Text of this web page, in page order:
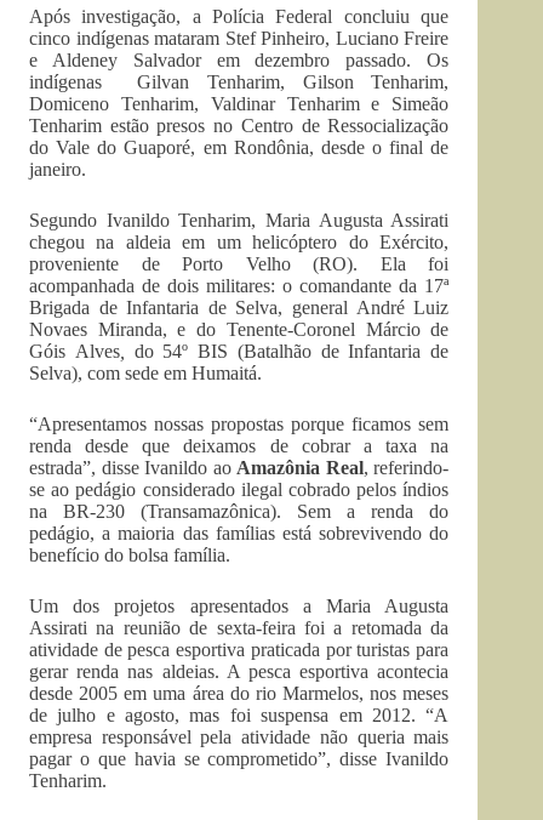
Após investigação, a Polícia Federal concluiu que
cinco indígenas mataram Stef Pinheiro, Luciano Freire
e Aldeney Salvador em dezembro passado. Os
indígenas Gilvan Tenharim, Gilson Tenharim,
Domiceno Tenharim, Valdinar Tenharim e Simeão
Tenharim estão presos no Centro de Ressocialização
do Vale do Guaporé, em Rondônia, desde o final de
janeiro.
Segundo Ivanildo Tenharim, Maria Augusta Assirati
chegou na aldeia em um helicóptero do Exército,
proveniente de Porto Velho (RO). Ela foi
acompanhada de dois militares: o comandante da 17ª
Brigada de Infantaria de Selva, general André Luiz
Novaes Miranda, e do Tenente-Coronel Márcio de
Góis Alves, do 54º BIS (Batalhão de Infantaria de
Selva), com sede em Humaitá.
“Apresentamos nossas propostas porque ficamos sem
renda desde que deixamos de cobrar a taxa na
estrada”, disse Ivanildo aoAmazônia Real, referindo-
se ao pedágio considerado ilegal cobrado pelos índios
na BR-230 (Transamazônica). Sem a renda do
pedágio, a maioria das famílias está sobrevivendo do
benefício do bolsa família.
Um dos projetos apresentados a Maria Augusta
Assirati na reunião de sexta-feira foi a retomada da
atividade de pesca esportiva praticada por turistas para
gerar renda nas aldeias. A pesca esportiva acontecia
desde 2005 em uma área do rio Marmelos, nos meses
de julho e agosto, mas foi suspensa em 2012. “A
empresa responsável pela atividade não queria mais
pagar o que havia se comprometido”, disse Ivanildo
Tenharim.